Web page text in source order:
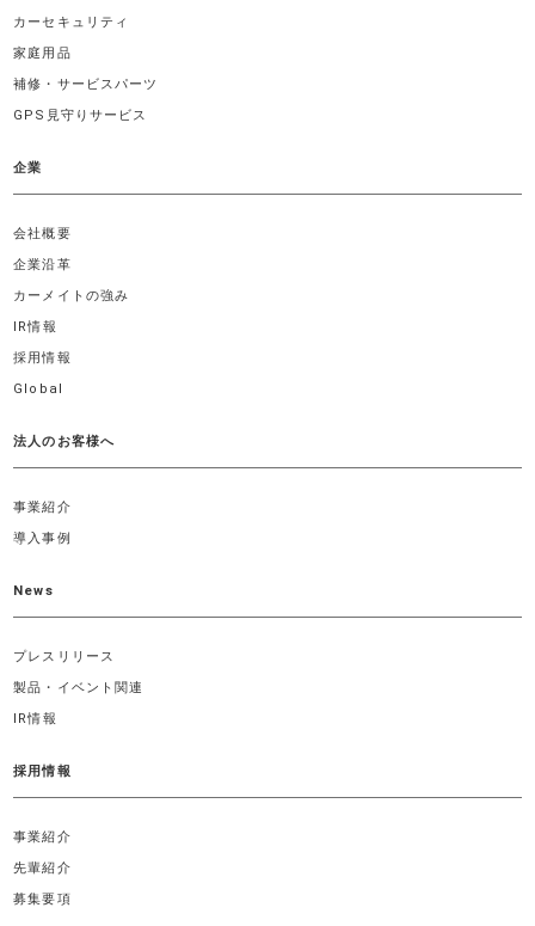
カーセキュリティ
家庭用品
補修・サービスパーツ
GPS見守りサービス
企業
会社概要
企業沿革
カーメイトの強み
IR情報
採用情報
Global
法人のお客様へ
事業紹介
導入事例
News
プレスリリース
製品・イベント関連
IR情報
採用情報
事業紹介
先輩紹介
募集要項